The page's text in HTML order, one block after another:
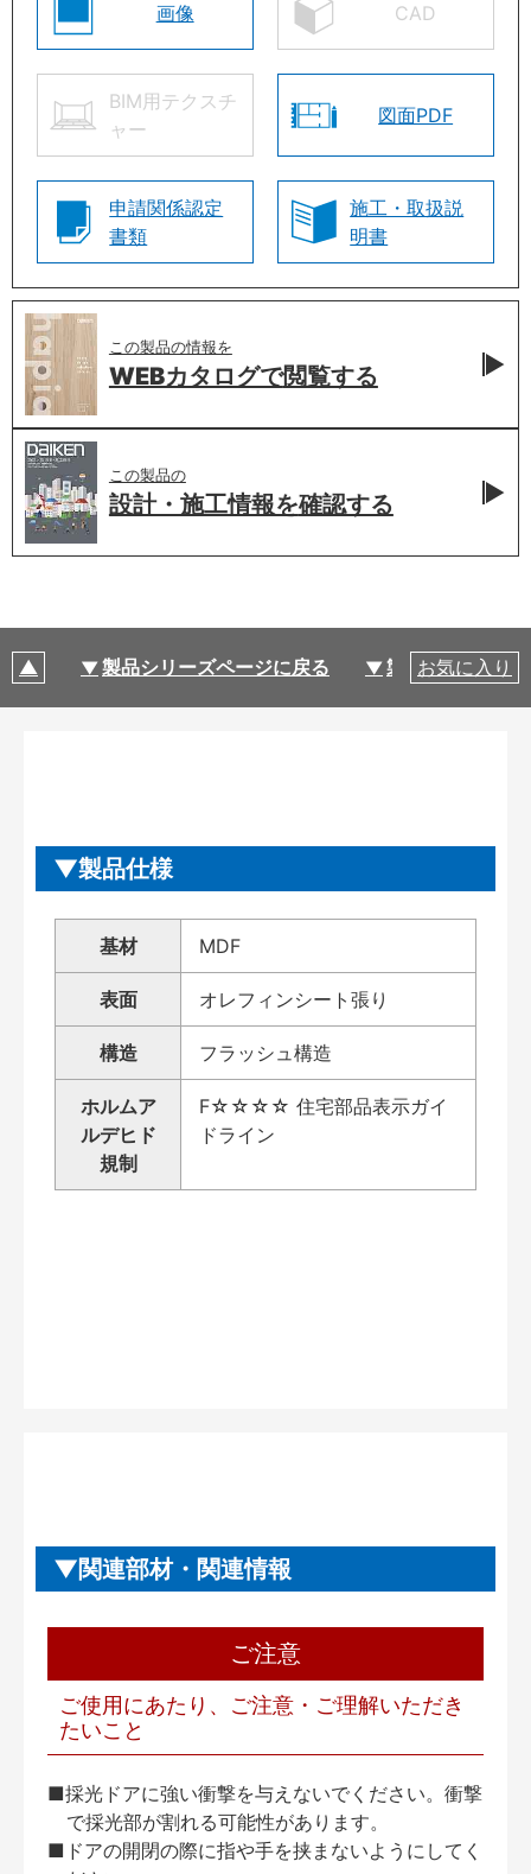
画像 CAD
BIM用テクスチ
ャー
図面PDF
申請関係認定
書類
施工・取扱説
明書
この製品の情報を
WEBカタログで閲覧する
この製品の
設計・施工情報を確認する
製品シリーズページに戻る 製品仕様
お気に入り
製品仕様
基材 MDF
表面 オレフィンシート張り
構造 フラッシュ構造
ホルムア
ルデヒド
規制
F☆☆☆☆ 住宅部品表示ガイ
ドライン
関連部材・関連情報
ご注意
ご使用にあたり、ご注意・ご理解いただき
たいこと
■採光ドアに強い衝撃を与えないでください。衝撃
で採光部が割れる可能性があります。
■ドアの開閉の際に指や手を挟まないようにしてく